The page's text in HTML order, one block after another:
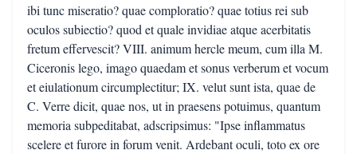
ibi tunc miseratio? quae comploratio? quae totius rei sub
oculos subiectio? quod et quale invidiae atque acerbitatis
fretum effervescit? VIII. animum hercle meum, cum illa M.
Ciceronis lego, imago quaedam et sonus verberum et vocum
et eiulationum circumplectitur; IX. velut sunt ista, quae de
C. Verre dicit, quae nos, ut in praesens potuimus, quantum
memoria subpeditabat, adscripsimus: "Ipse inflammatus
scelere et furore in forum venit. Ardebant oculi, toto ex ore